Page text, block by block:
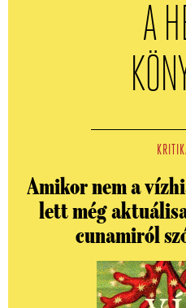
A
Amikor nem a
lett még
cunamiról